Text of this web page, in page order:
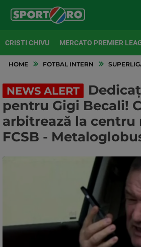
CRISTI CHIVU MERCATO PREMIER
HOME FOTBAL INTERN
NEWS ALERT
pentru Gigi Becali!
arbitrează la centru
FCSB -